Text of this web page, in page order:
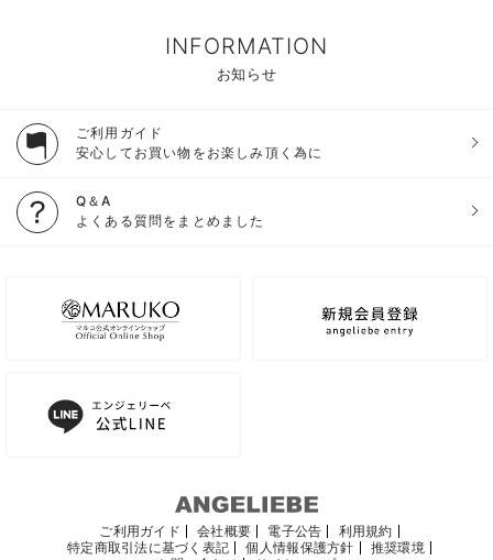
INFORMATION
お知らせ
ご利用ガイド
安心してお買い物をお楽しみ頂く為に
Q＆A
よくある質問をまとめました
ご利用ガイド 会社概要 電子公告
利用規約
特定商取引法に基づく表記
個人情報保護方針
推奨環境